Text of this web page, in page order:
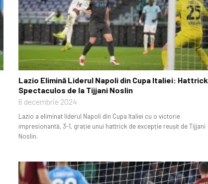
Lazio Elimină Liderul Napoli din Cupa Italiei: Hattrick
Spectaculos de la Tijjani Noslin
6 decembrie 2024
Lazio a eliminat liderul Napoli din Cupa Italiei cu o victorie
impresionantă, 3-1, grație unui hattrick de excepție reușit de Tijjani
Noslin.